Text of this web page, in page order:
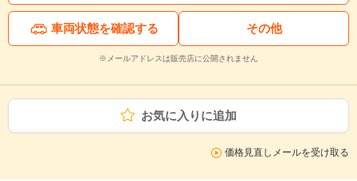
車両状態を確認する その他
※メールアドレスは販売店に公開されません
お気に入りに追加
価格見直しメールを受け取る